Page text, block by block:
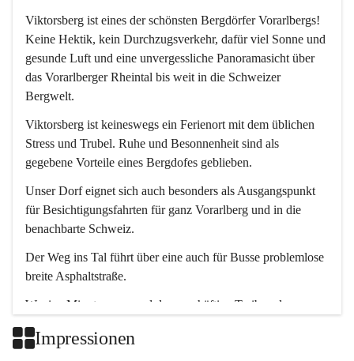
Viktorsberg ist eines der schönsten Bergdörfer Vorarlbergs!
Keine Hektik, kein Durchzugsverkehr, dafür viel Sonne und
gesunde Luft und eine unvergessliche Panoramasicht über
das Vorarlberger Rheintal bis weit in die Schweizer
Bergwelt.
Viktorsberg ist keineswegs ein Ferienort mit dem üblichen
Stress und Trubel. Ruhe und Besonnenheit sind als
gegebene Vorteile eines Bergdofes geblieben.
Unser Dorf eignet sich auch besonders als Ausgangspunkt
für Besichtigungsfahrten für ganz Vorarlberg und in die
benachbarte Schweiz.
Der Weg ins Tal führt über eine auch für Busse problemlose
breite Asphaltstraße.
Wenige Minuten nur, und das geschäftige Treiben der
Impressionen